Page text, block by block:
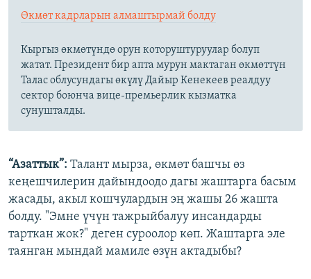
Өкмөт кадрларын алмаштырмай болду
Кыргыз өкмөтүндө орун которуштуруулар болуп
жатат. Президент бир апта мурун мактаган өкмөттүн
Талас облусундагы өкүлү Дайыр Кенекеев реалдуу
сектор боюнча вице-премьерлик кызматка
сунушталды.
“Азаттык”: Талант мырза, өкмөт башчы өз
кеңешчилерин дайындоодо дагы жаштарга басым
жасады, акыл кошчулардын эң жашы 26 жашта
болду. "Эмне үчүн тажрыйбалуу инсандарды
тарткан жок?" деген суроолор көп. Жаштарга эле
таянган мындай мамиле өзүн актадыбы?